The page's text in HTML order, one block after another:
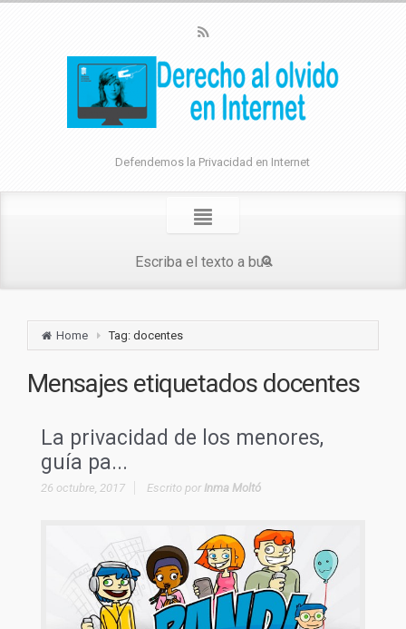
Defendemos la Privacidad en Internet
Home Tag: docentes
Mensajes etiquetados docentes
La privacidad de los menores,
guía pa...
26 octubre, 2017 Escrito por Inma Moltó